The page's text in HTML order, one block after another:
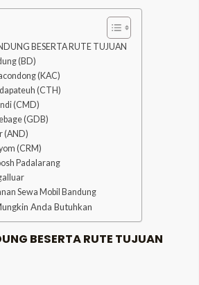
BESERTA RUTE TUJUAN
(BD)
(KAC)
(CTH)
(CMD)
(GDB)
(AND)
(CRM)
Padalarang
Sewa Mobil Bandung
Anda Butuhkan
BESERTA RUTE TUJUAN